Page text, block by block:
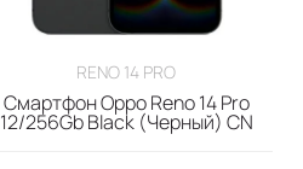
RENO 14 PRO
Смартфон Oppo Reno 14 Pro
12/256Gb Black (Черный) CN